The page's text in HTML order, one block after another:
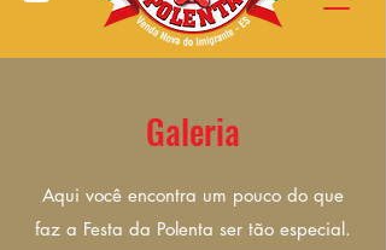
Galeria
Aqui você encontra um pouco do que
faz a Festa da Polenta ser tão especial.